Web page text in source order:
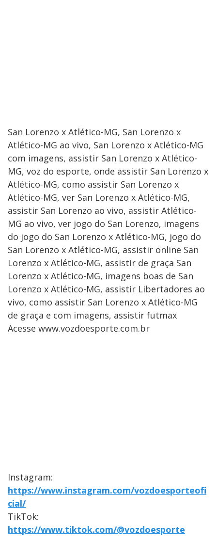
San Lorenzo x Atlético-MG, San Lorenzo x
Atlético-MG ao vivo, San Lorenzo x Atlético-MG
com imagens, assistir San Lorenzo x Atlético-
MG, voz do esporte, onde assistir San Lorenzo x
Atlético-MG, como assistir San Lorenzo x
Atlético-MG, ver San Lorenzo x Atlético-MG,
assistir San Lorenzo ao vivo, assistir Atlético-
MG ao vivo, ver jogo do San Lorenzo, imagens
do jogo do San Lorenzo x Atlético-MG, jogo do
San Lorenzo x Atlético-MG, assistir online San
Lorenzo x Atlético-MG, assistir de graça San
Lorenzo x Atlético-MG, imagens boas de San
Lorenzo x Atlético-MG, assistir Libertadores ao
vivo, como assistir San Lorenzo x Atlético-MG
de graça e com imagens, assistir futmax
Acesse www.vozdoesporte.com.br
Instagram:
https://www.instagram.com/vozdoesporteofi
cial/
TikTok:
https://www.tiktok.com/@vozdoesporte